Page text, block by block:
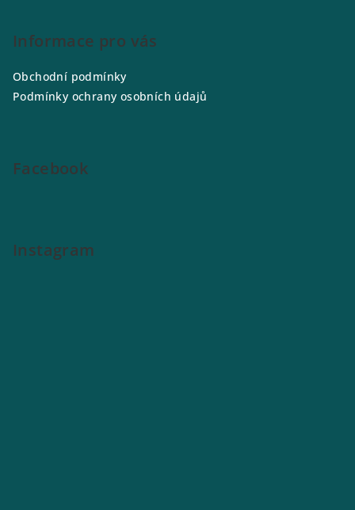
Informace pro vás
Obchodní podmínky
Podmínky ochrany osobních údajů
Facebook
Instagram